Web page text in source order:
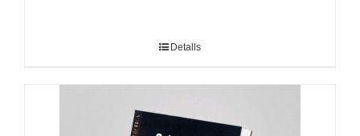
Detalls